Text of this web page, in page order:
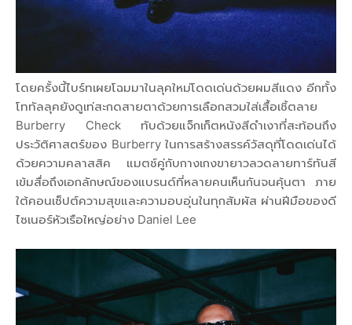
โดยครั้งนี้ไบร์ทเผยโฉมมาในลุคใหม่โดดเด่นด้วยผมสีแดง อีกทั้ง
โททัลลุคยังดูเท่สะกดสายตาด้วยการเลือกสวมใส่เสื้อเชิ้ตลาย
Burberry Check ทับด้วยแจ็กเก็ตหนังสีดำเงาที่สะท้อนถึง
ประวัติศาสตร์ของ Burberry ในการสร้างสรรค์วัสดุที่โดดเด่นได้
ด้วยความคลาสสิค แมตช์คู่กับกางเกงขายาวลวดลายทาร์ทันสี
เข้มสื่อถึงเอกลักษณ์ของแบรนด์ที่หลายคนเห็นกันจนคุ้นตา ภาย
ใต้คอนเซ็ปต์ความสุขและความอบอุ่นในทุกสัมผัส ผ่านฝีมือของดี
ไซเนอร์หัวเรือใหญ่อย่าง Daniel Lee